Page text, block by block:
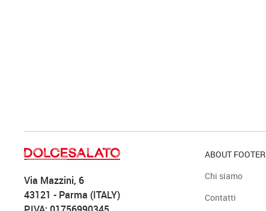
Via Mazzini, 6
43121 - Parma (ITALY)
ABOUT FOOTER
Chi siamo
Contatti